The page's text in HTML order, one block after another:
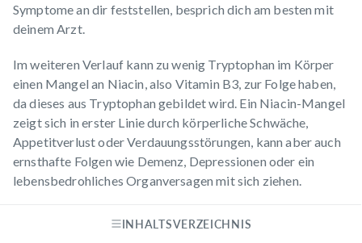
Symptome an dir feststellen, besprich dich am besten mit
deinem Arzt.
Im weiteren Verlauf kann zu wenig Tryptophan im Körper
einen Mangel an Niacin, also Vitamin B3, zur Folge haben,
da dieses aus Tryptophan gebildet wird. Ein Niacin-Mangel
zeigt sich in erster Linie durch körperliche Schwäche,
Appetitverlust oder Verdauungsstörungen, kann aber auch
ernsthafte Folgen wie Demenz, Depressionen oder ein
lebensbedrohliches Organversagen mit sich ziehen.
INHALTSVERZEICHNIS